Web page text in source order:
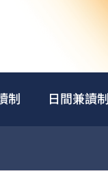
制 日間兼讀制